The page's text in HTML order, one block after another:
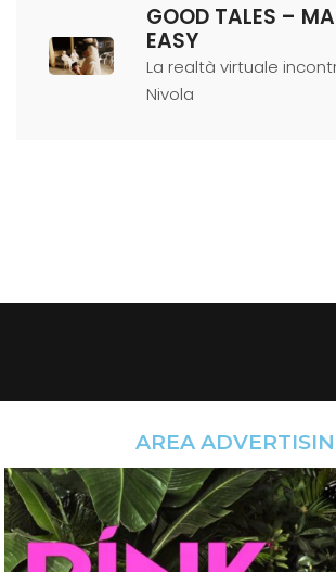
GOOD TALES –
EASY
La realtà virtuale
Nivola
AREA